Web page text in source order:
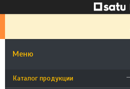
Каталог продукции